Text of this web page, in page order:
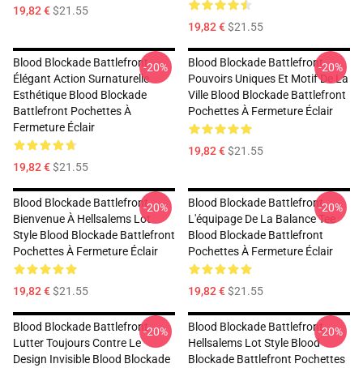
19,82 €$21.55
19,82 €$21.55
Blood Blockade Battlefront
Élégant Action Surnaturelle
Esthétique Blood Blockade
Battlefront Pochettes À
Fermeture Éclair
19,82 €$21.55
-20%
Blood Blockade Battlefront
Pouvoirs Uniques Et Motif De La
Ville Blood Blockade Battlefront
Pochettes À Fermeture Éclair
19,82 €$21.55
-20%
Blood Blockade Battlefront
Bienvenue À Hellsalems Lot
Style Blood Blockade Battlefront
Pochettes À Fermeture Éclair
19,82 €$21.55
-20%
Blood Blockade Battlefront
L'équipage De La Balance Tee
Blood Blockade Battlefront
Pochettes À Fermeture Éclair
19,82 €$21.55
-20%
Blood Blockade Battlefront
Lutter Toujours Contre Le
Design Invisible Blood Blockade
-20%
Blood Blockade Battlefront
Hellsalems Lot Style Blood
Blockade Battlefront Pochettes
-20%